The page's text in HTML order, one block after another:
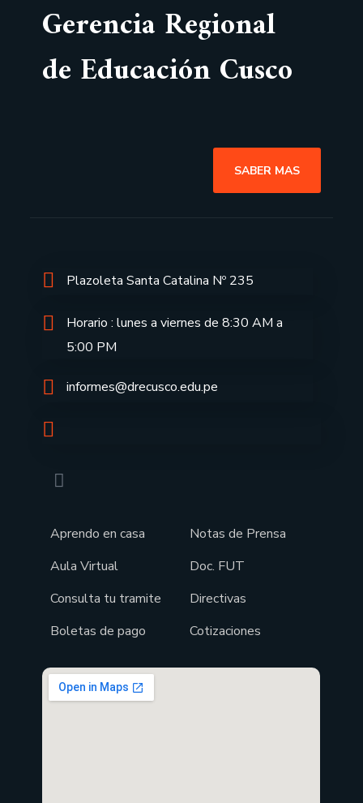
Gerencia Regional
de Educación Cusco
SABER MAS
Plazoleta Santa Catalina Nº 235
Horario : lunes a viernes de 8:30 AM a
5:00 PM
informes@drecusco.edu.pe
Aprendo en casa
Aula Virtual
Consulta tu tramite
Boletas de pago
Notas de Prensa
Doc. FUT
Directivas
Cotizaciones